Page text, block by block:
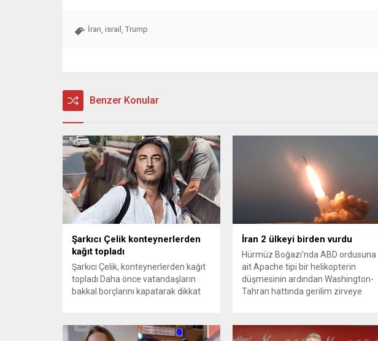
İran, israil , Trump
Benzer Konular
Şarkıcı Çelik konteynerlerden
kağıt topladı
Şarkıcı Çelik, konteynerlerden kağıt
topladı Daha önce vatandaşların
bakkal borçlarını kapatarak dikkat
Çelik, Samsun’un İlkadım ilçesinde
İran 2 ülkeyi birden vurdu
Hürmüz Boğazı’nda ABD ordusuna
ait Apache tipi bir helikopterin
düşmesinin ardından Washington-
Tahran hattında gerilim zirveye
savunma sistemleri ve radarları